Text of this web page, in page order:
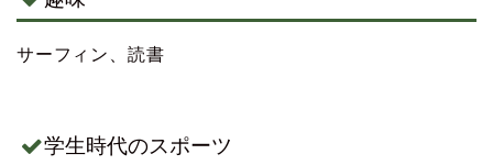
サーフィン、読書
学生時代のスポーツ